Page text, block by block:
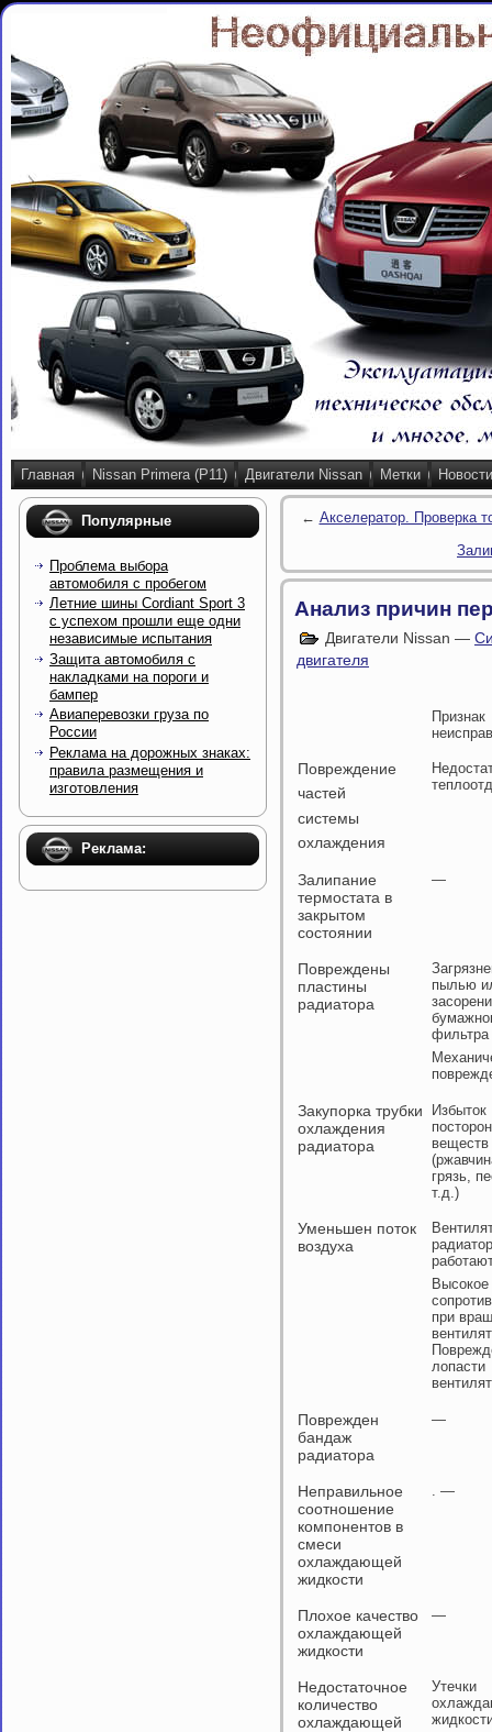
Главная Nissan Primera (P11) Двигатели Nissan Метки Новости
Популярные
Проблема выбора
автомобиля с пробегом
Летние шины Cordiant Sport 3
с успехом прошли еще одни
независимые испытания
Защита автомобиля с
накладками на пороги и
бампер
Авиаперевозки груза по
России
Реклама на дорожных знаках:
правила размещения и
изготовления
Реклама:
← Акселератор. Проверка
Анализ причин
Двигатели Nissan —
двигателя
Признак
Повреждение
частей
системы
охлаждения
Залипание
термостата в
закрытом
состоянии
—
Повреждены
пластины
радиатора
пылью
фильтра
Закупорка трубки
охлаждения
радиатора
Избыток
веществ
грязь,
т.д.)
Уменьшен поток
воздуха
Высокое
при
лопасти
Поврежден
бандаж
радиатора
—
Неправильное
соотношение
компонентов в
смеси
охлаждающей
жидкости
. —
Плохое качество
охлаждающей
жидкости
—
Недостаточное
количество
охлаждающей
Утечки